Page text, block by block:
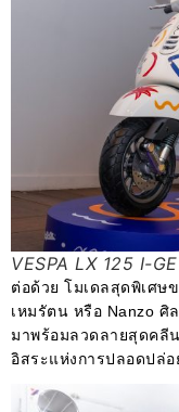
VESPA LX 125 I-
ต่อด้วย โมเดลสุดพิเศ
เหมรัตน หรือ Nanzo ศิ
มาพร้อมลวดลายสุดคลี
อิสระแห่งการปลอดปล่อ